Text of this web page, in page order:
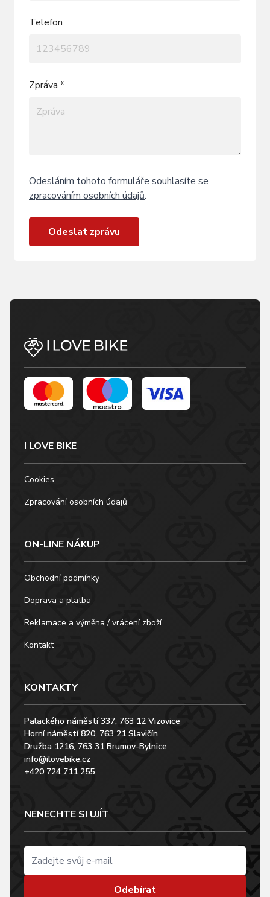
Telefon
Zpráva *
Odesláním tohoto formuláře souhlasíte se
zpracováním osobních údajů.
Odeslat zprávu
I LOVE BIKE
Cookies
Zpracování osobních údajů
ON-LINE NÁKUP
Obchodní podmínky
Doprava a platba
Reklamace a výměna / vrácení zboží
Kontakt
KONTAKTY
Palackého náměstí 337, 763 12 Vizovice
Horní náměstí 820, 763 21 Slavičín
Družba 1216, 763 31 Brumov-Bylnice
info@ilovebike.cz
+420 724 711 255
NENECHTE SI UJÍT
Odebírat